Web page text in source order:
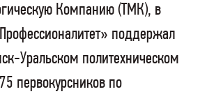
Компанию (ТМК), в
поддержал
Уральском политехническом
первокурсников по